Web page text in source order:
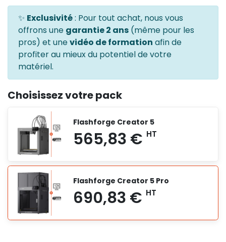
✨ Exclusivité: Pour tout achat, nous vous
offrons une garantie 2 ans (même pour les
pros) et unevidéo de formation afin de
profiter au mieux du potentiel de votre
matériel.
Choisissez votre pack
Flashforge Creator 5
Flashforge Creator 5 Pro